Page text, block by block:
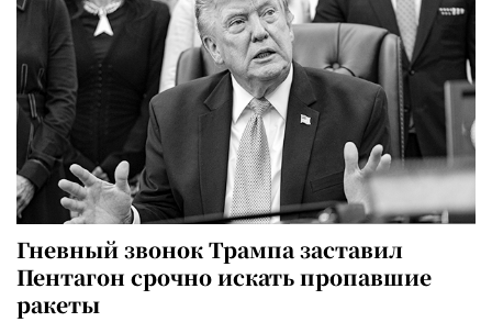
Гневный звонок Трампа заставил
Пентагон срочно искать пропавшие
ракеты